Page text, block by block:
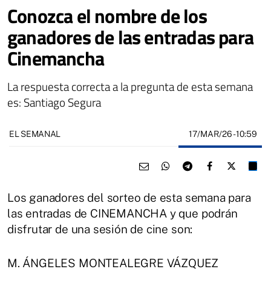
Conozca el nombre de los
ganadores de las entradas para
Cinemancha
La respuesta correcta a la pregunta de esta semana
es: Santiago Segura
EL SEMANAL 17/MAR/26- 10:59
Los ganadores del sorteo de esta semana para
las entradas de CINEMANCHA y que podrán
disfrutar de una sesión de cine son:
M. ÁNGELES MONTEALEGRE VÁZQUEZ